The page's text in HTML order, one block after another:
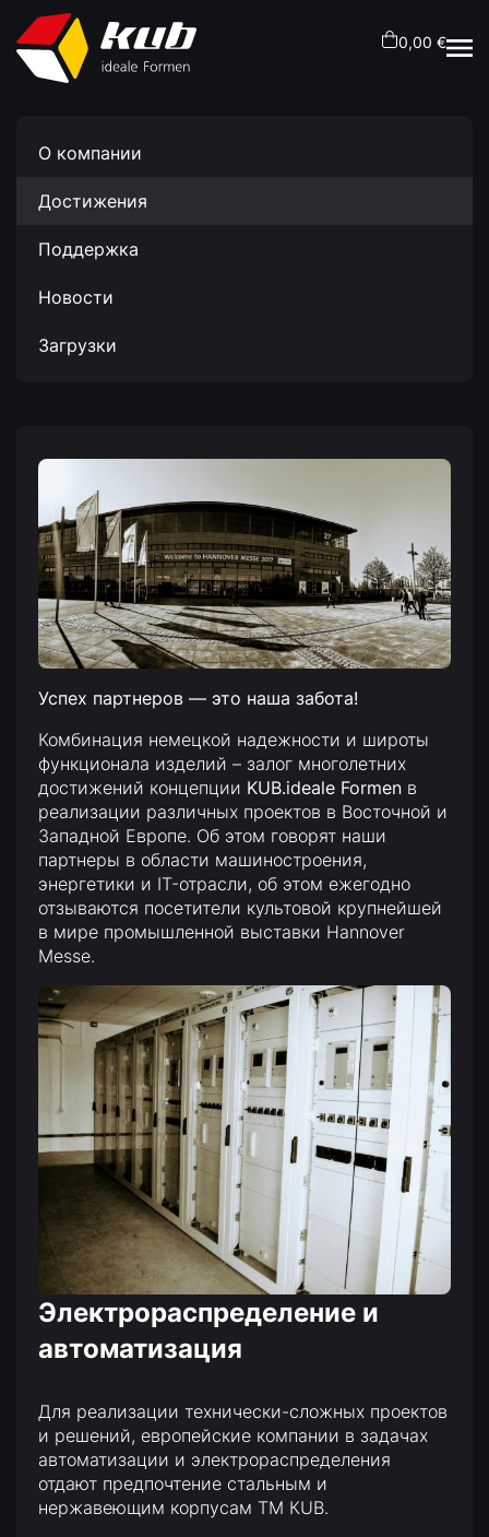
0,00 €
О компании
Достижения
Поддержка
Новости
Загрузки
Успех партнеров — это наша забота!
Комбинация немецкой надежности и широты
функционала изделий – залог многолетних
достижений концепции KUB.ideale Formen в
реализации различных проектов в Восточной и
Западной Европе. Об этом говорят наши
партнеры в области машиностроения,
энергетики и IT-отрасли, об этом ежегодно
отзываются посетители культовой крупнейшей
в мире промышленной выставки Hannover
Messe.
Электрораспределение и
автоматизация
Для реализации технически-сложных проектов
и решений, европейские компании в задачах
автоматизации и электрораспределения
отдают предпочтение стальным и
нержавеющим корпусам ТМ КUB.